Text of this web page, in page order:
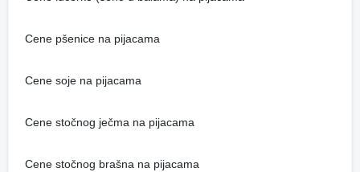
Cene pšenice na pijacama
Cene soje na pijacama
Cene stočnog ječma na pijacama
Cene stočnog brašna na pijacama